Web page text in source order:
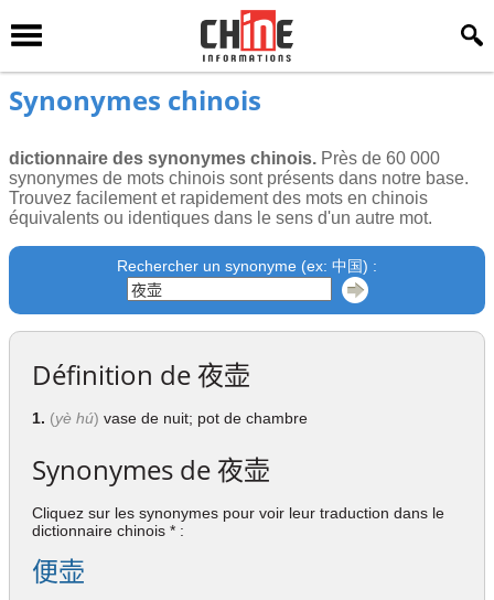
Synonymes chinois
dictionnaire des synonymes chinois. Près de 60 000
synonymes de mots chinois sont présents dans notre base.
Trouvez facilement et rapidement des mots en chinois
équivalents ou identiques dans le sens d'un autre mot.
Rechercher un synonyme (ex: 中国) :
Définition de夜壶
1. (yè hú) vase de nuit; pot de chambre
Synonymes de夜壶
Cliquez sur les synonymes pour voir leur traduction dans le
dictionnaire chinois * :
便壶